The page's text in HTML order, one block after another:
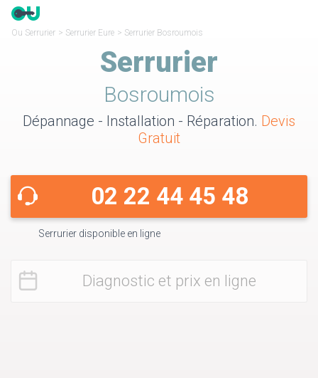
Ou Serrurier > Serrurier Eure > Serrurier Bosroumois
Serrurier
Bosroumois
Dépannage - Installation - Réparation. Devis
Gratuit
02 22 44 45 48
Serrurier disponible en ligne
Diagnostic et prix en ligne